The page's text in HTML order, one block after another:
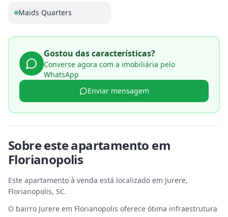
Maids Quarters
Gostou das características?
Converse agora com a imobiliária pelo
WhatsApp
Enviar mensagem
Sobre esteapartamento em
Florianopolis
Este apartamento à venda está localizado em Jurere,
Florianopolis, SC.
O bairro Jurere em Florianopolis oferece ótima infraestrutura